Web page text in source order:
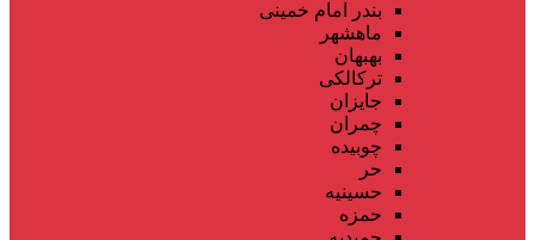
بندر امام خمینی
ماهشهر
بهبهان
ترکالکی
جایزان
چمران
چوبیده
حر
حسینیه
حمزه